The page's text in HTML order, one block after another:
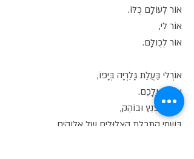
אוֹר לְעוֹלָם כֻּלּוֹ.
אוֹר לִי,
אוֹר לְכֻולָּם.
אוֹרְלִי בַּעֲלַת גָּלֶרְיָה בְּיָפוֹ,
אוֹר לִי וְלָכֶם.
אוֹר מְנַצְנֵץ וּבוֹהֵק,
בִּשְׁמֵי הַתְּכֵלֶת הַצְּלוּלִים שֶׁל אֱלוֹקִים.